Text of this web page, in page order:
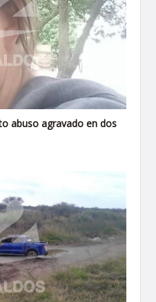
abuso agravado en dos